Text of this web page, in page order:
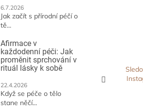
6.7.2026
Jak začít s přírodní péčí o
tě...
Afirmace v
každodenní péči: Jak
proměnit sprchování v
rituál lásky k sobě
22.4.2026
Když se péče o tělo
stane něčí...